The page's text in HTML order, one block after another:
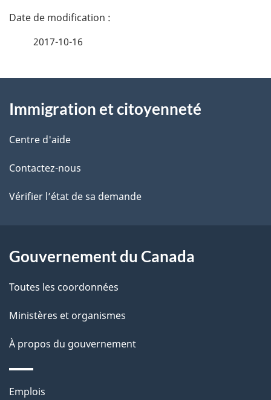
e
D
i
l
s
d
l
p
a
g
e
2017-10-16
propos
de
ce
site
Immigration et citoyenneté
Centre d'aide
Contactez-nous
Vérifier l’état de sa demande
Gouvernement du Canada
Toutes les coordonnées
Ministères et organismes
À propos du gouvernement
Thèmes
Emplois